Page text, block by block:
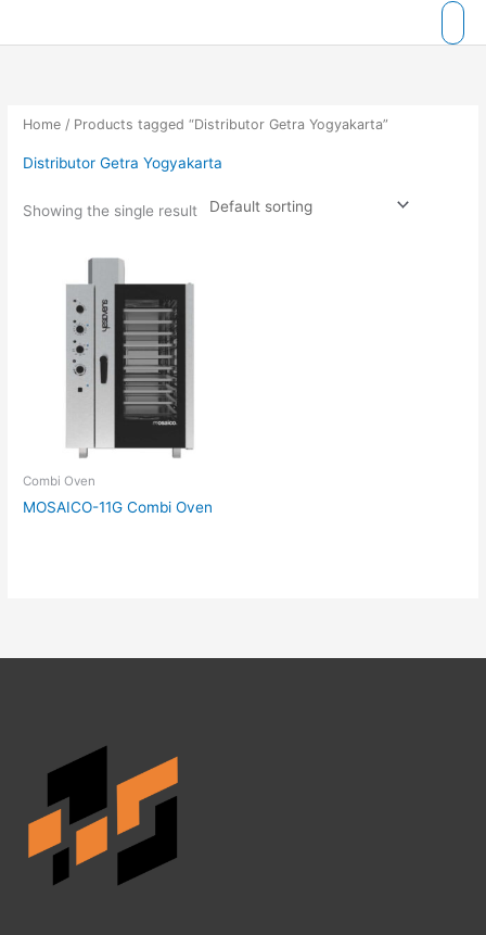
Home / Products tagged “Distributor Getra Yogyakarta”
Distributor Getra Yogyakarta
Showing the single result
Combi Oven
MOSAICO-11G Combi Oven